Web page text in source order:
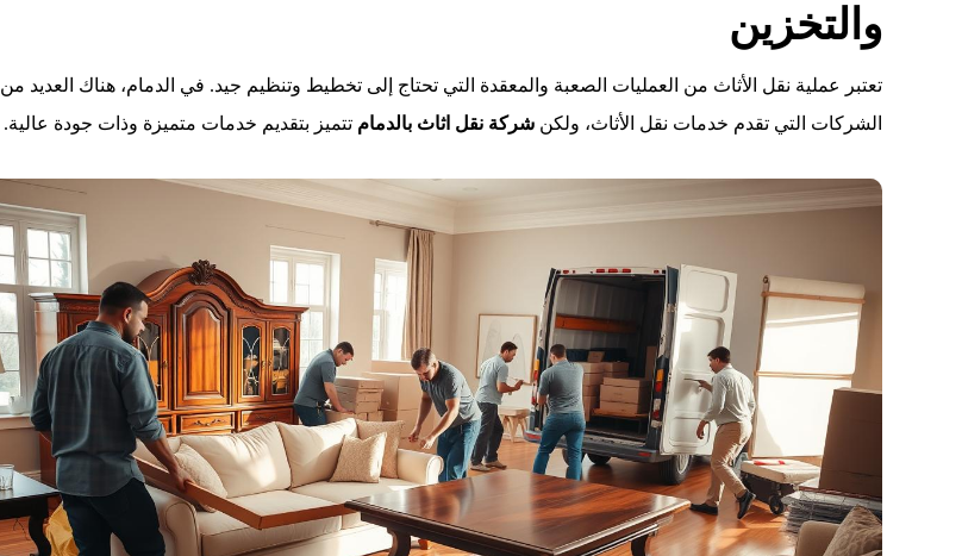
والتخزين
تعتبر عملية نقل الأثاث من العمليات الصعبة والمعقدة التي تحتاج إلى تخطيط وتنظيم جيد. في الدمام، هناك العديد من
الشركات التي تقدم خدمات نقل الأثاث، ولكنشركة نقل اثاث بالدمام تتميز بتقديم خدمات متميزة وذات جودة عالية.